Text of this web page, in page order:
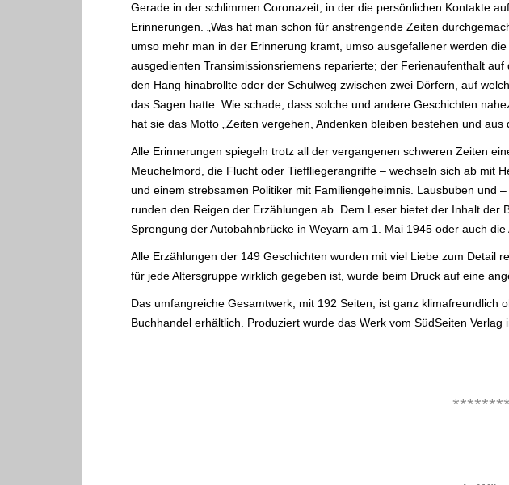
Gerade in der schlimmen Coronazeit, in der die persönlichen Kontakte
Erinnerungen. „Was hat man schon für anstrengende Zeiten
umso mehr man in der Erinnerung kramt, umso ausgefallener werden
ausgedienten Transimissionsriemens reparierte; der Ferienaufenthalt
den Hang hinabrollte oder der Schulweg zwischen zwei Dörfern, auf
das Sagen hatte. Wie schade, dass solche und andere Geschichten
hat sie das Motto „Zeiten vergehen, Andenken bleiben bestehen und
Alle Erinnerungen spiegeln trotz all der vergangenen schweren Zeiten
Meuchelmord, die Flucht oder Tieffliegerangriffe – wechseln sich ab mit
und einem strebsamen Politiker mit Familiengeheimnis. Lausbuben und
runden den Reigen der Erzählungen ab. Dem Leser bietet der Inhalt
Sprengung der Autobahnbrücke in Weyarn am 1. Mai 1945 oder auch
Alle Erzählungen der 149 Geschichten wurden mit viel Liebe zum Detail
für jede Altersgruppe wirklich gegeben ist, wurde beim Druck auf eine
Das umfangreiche Gesamtwerk, mit 192 Seiten, ist ganz
Buchhandel erhältlich. Produziert wurde das Werk vom SüdSeiten Verlag